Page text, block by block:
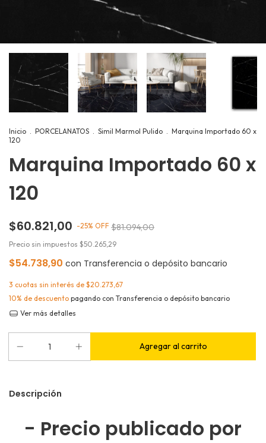
Inicio . PORCELANATOS . Simil Marmol Pulido . Marquina Importado 60 x
120
Marquina Importado 60 x
120
$60.821,00 -25% OFF $81.094,00
Precio sin impuestos $50.265,29
$54.738,90 con Transferencia o depósito bancario
3 cuotas sin interés de $20.273,67
10% de descuento pagando con Transferencia o depósito bancario
Ver más detalles
Descripción
- Precio publicado por